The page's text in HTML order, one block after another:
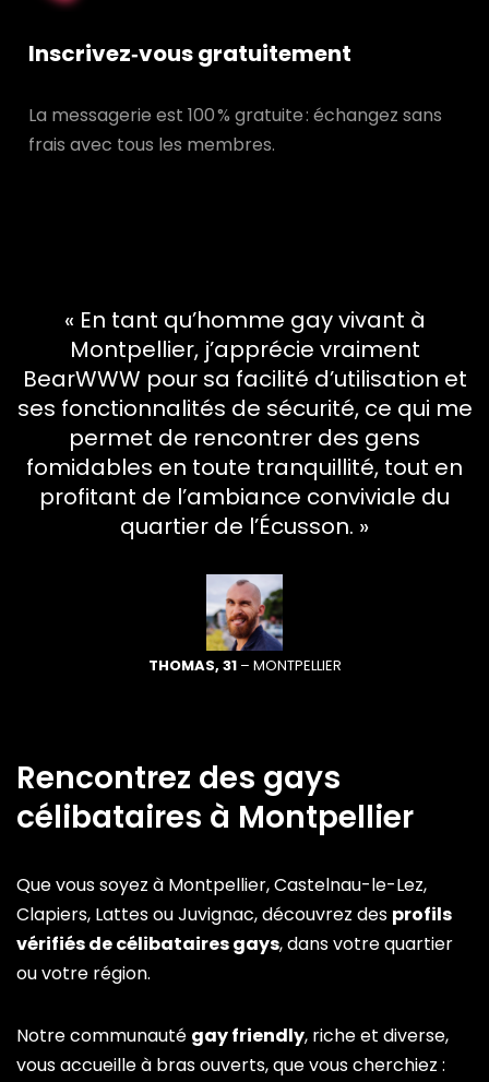
Inscrivez‑vous gratuitement
La messagerie est 100 % gratuite : échangez sans
frais avec tous les membres.
« En tant qu’homme gay vivant à
Montpellier, j’apprécie vraiment
BearWWW pour sa facilité d’utilisation et
ses fonctionnalités de sécurité, ce qui me
permet de rencontrer des gens
fomidables en toute tranquillité, tout en
profitant de l’ambiance conviviale du
quartier de l’Écusson. »
THOMAS, 31– MONTPELLIER
Rencontrez des gays
célibataires à Montpellier
Que vous soyez à Montpellier, Castelnau-le-Lez,
Clapiers, Lattes ou Juvignac, découvrez des profils
vérifiés de célibataires gays, dans votre quartier
ou votre région.
Notre communauté gay friendly, riche et diverse,
vous accueille à bras ouverts, que vous cherchiez :